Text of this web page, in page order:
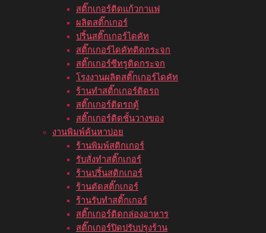
สติ๊กเกอร์ติดแก้วกาแฟ
ผลิตสติ๊กเกอร์
ปริ้นสติ๊กเกอร์ไดคัท
สติ๊กเกอร์ไดคัทติดกระจก
สติ๊กเกอร์ซีทรูติดกระจก
โรงงานผลิตสติ๊กเกอร์ไดคัท
ร้านทำสติ๊กเกอร์ติดรถ
สติ๊กเกอร์ติดรถตู้
สติ๊กเกอร์ติดชั้นวางของ
งานพิมพ์ค้นหาบ่อย
ร้านพิมพ์สติกเกอร์
รับสั่งทำสติ๊กเกอร์
ร้านปริ้นสติกเกอร์
ร้านตัดสติ๊กเกอร์
ร้านรับทำสติ๊กเกอร์
สติ๊กเกอร์ติดกล่องอาหาร
สติ๊กเกอร์ปิดปรับปรุงร้าน